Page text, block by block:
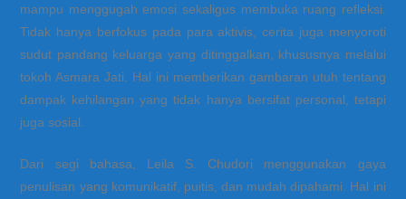
mampu menggugah emosi sekaligus membuka ruang refleksi.
Tidak hanya berfokus pada para aktivis, cerita juga menyoroti
sudut pandang keluarga yang ditinggalkan, khususnya melalui
tokoh Asmara Jati. Hal ini memberikan gambaran utuh tentang
dampak kehilangan yang tidak hanya bersifat personal, tetapi
juga sosial.
Dari segi bahasa, Leila S. Chudori menggunakan gaya
penulisan yang komunikatif, puitis, dan mudah dipahami. Hal ini